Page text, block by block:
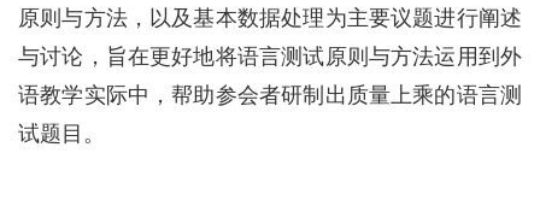
原则与方法，以及基本数据处理为主要议题进行阐述
与讨论，旨在更好地将语言测试原则与方法运用到外
语教学实际中，帮助参会者研制出质量上乘的语言测
试题目。